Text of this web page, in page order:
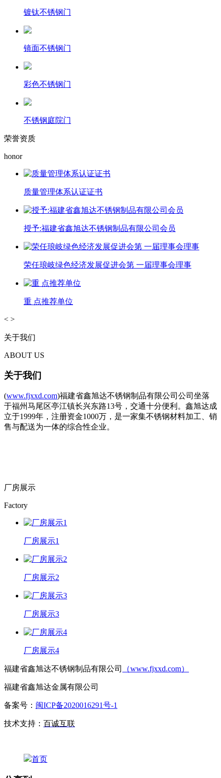
镀钛不锈钢门
镜面不锈钢门
彩色不锈钢门
不锈钢庭院门
荣誉资质
honor
质量管理体系认证证书
授予:福建省鑫旭达不锈钢制品有限公司会员
荣任琅岐绿色经济发展促进会第 一届理事会理事
重 点推荐单位
< >
关于我们
ABOUT US
关于我们
(www.fjxxd.com)福建省鑫旭达不锈钢制品有限公司公司坐落
于福州马尾区亭江镇长兴东路13号，交通十分便利。鑫旭达成
立于1999年，注册资金1000万，是一家集不锈钢材料加工、销
售与配送为一体的综合性企业。
厂房展示
Factory
厂房展示1
厂房展示2
厂房展示3
厂房展示4
福建省鑫旭达不锈钢制品有限公司 （www.fjxxd.com）
福建省鑫旭达金属有限公司
备案号： 闽ICP备2020016291号-1
技术支持： 百诚互联
首页